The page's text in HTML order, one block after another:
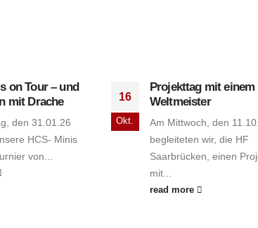
on Tour – und
mit Drache
den 31.01.26
HCS- Minis
von...
16
Okt.
Projekttag mit einem
Weltmeister
Am Mittwoch, den
begleiteten wir, die HF
Saarbrücken, einen
mit...
read more